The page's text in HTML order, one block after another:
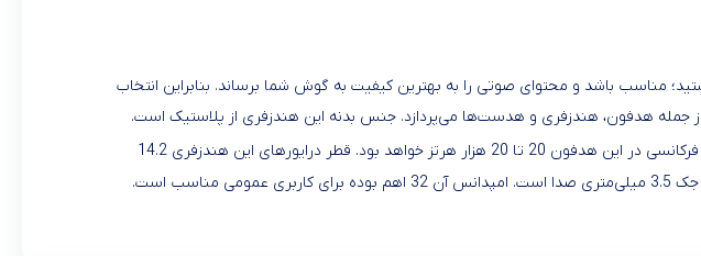
باشد و محتوای صوتی را به بهترین کیفیت به گوش شما برساند. بنابراین انتخاب
جمله هدفون، هندزفری و هدست‌ها می‌پردازد. جنس بدنه این هندزفری از پلاستیک است.
پرووان باسیم بوده؛ طول آن در حدود 120 سانتی‌متر خواهد بود. پاسخ فرکانسی در این هدفون 20 تا 20 هزار هرتز خواهد بود. قطر درایورهای این هندزفری 14.2
میلی‌متر است. این هندزفری از نوع دو گوشی است. این هندزفری داخل گوش قرار می‌گیرد. رابط این هندزفری جک 3.5 میلی‌متری صدا است. امپدانس آن 32 اهم بوده برای کاربری عمومی مناسب است.